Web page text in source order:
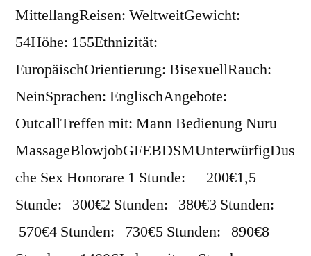
MittellangReisen: WeltweitGewicht:
54Höhe: 155Ethnizität:
EuropäischOrientierung: BisexuellRauch:
NeinSprachen: EnglischAngebote:
OutcallTreffen mit: Mann Bedienung Nuru
MassageBlowjobGFEBDSMUnterwürfigDus
che Sex Honorare 1 Stunde: 200€1,5
Stunde: 300€2 Stunden: 380€3 Stunden:
570€4 Stunden: 730€5 Stunden: 890€8